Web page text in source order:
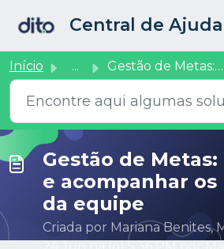
Início ... Gestão de Metas: Como criar e acompanhar os resultados da...
Gestão de
e acompanhar
da equipe
Criada por Mariana Benites,